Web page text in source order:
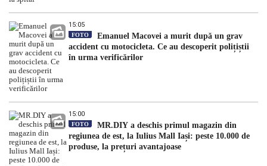
15:05
FOTO
Emanuel Macovei a murit după un grav
accident cu motocicleta. Ce au descoperit polițiștii
în urma verificărilor
15:00
FOTO
MR.DIY a deschis primul magazin din
regiunea de est, la Iulius Mall Iași: peste 10.000 de
produse, la prețuri avantajoase